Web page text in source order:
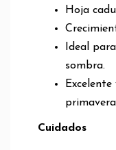
Hoja
Ideal
sombra.
Cuidados